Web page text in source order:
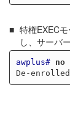
特権EXEC
し、サーバ
awplus#